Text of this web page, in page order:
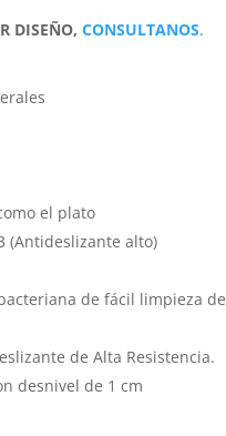
DISEÑO,CONSULTANOS.
el plato
(Antideslizante alto)
de fácil limpieza de
de Alta Resistencia.
desnivel de 1 cm